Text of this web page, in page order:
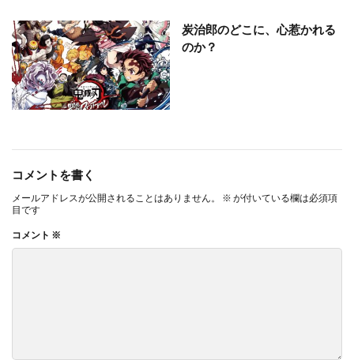
炭治郎のどこに、心惹かれる
のか？
コメントを書く
メールアドレスが公開されることはありません。 ※ が付いている欄は必須項
目です
コメント ※